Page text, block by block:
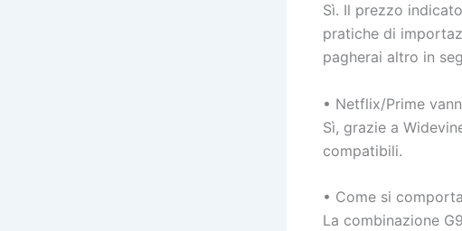
Sì. Il prezzo
pratiche di
pagherai altro in
• Netflix/Prime
Sì, grazie a
compatibili.
• Come si
La combinazione